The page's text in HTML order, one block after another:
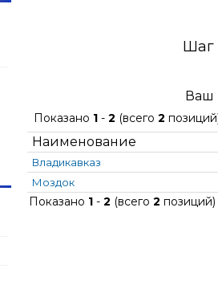
Шаг
Ваш
Показано 1 - 2 (всего 2
Наименование
Владикавказ
Моздок
Показано 1 - 2 (всего 2 позиций)